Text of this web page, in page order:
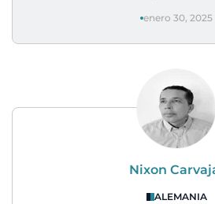
enero 30, 2025
Nixon
ALEMANIA